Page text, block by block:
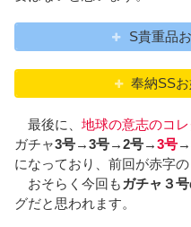
S貴重品
奉納SS
最後に、 地球の意志のコ
ガチャ3号→3号→2号→3号
になっており、前回が赤字の
おそらく今回も ガチャ３
グだと思われます。